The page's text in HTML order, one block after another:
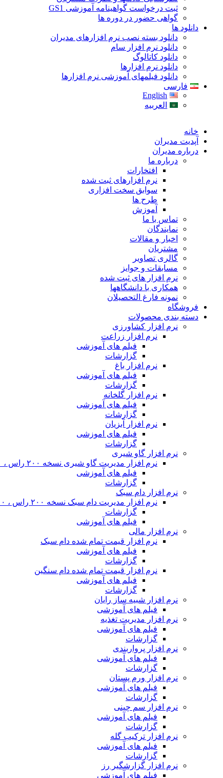
ثبت درخواست گواهینامه آموزشی GS1
گواهی حضور در دوره ها
دانلود ها
دانلود بسته نصب نرم افزارهای مدیران
دانلود نرم افزار سام
دانلود کاتالوگ
دانلود نرم افزارها
دانلود فیلمهای آموزشی نرم افزارها
فارسی
English
العربیه
خانه
آپدیت مدیران
درباره مدیران
درباره ما
افتخارات
نرم افزارهای ثبت شده
سوابق سخت افزاری
طرح ها
آموزش
تماس با ما
نمایندگان
اخبار و مقالات
مشتریان
گالری تصاویر
مسابقات و جوایز
نرم افزار های ثبت شده
همکاری با دانشگاهها
نمونه فارغ التحصیلان
فروشگاه
دسته بندی محصولات
نرم افزار کشاورزی
نرم افزار زراعت
فیلم های آموزشی
گزارشات
نرم افزار باغ
فیلم های آموزشی
گزارشات
نرم افزار گلخانه
فیلم های آموزشی
گزارشات
نرم افزار آبزیان
فیلم های اموزشی
گزارشات
نرم افزار گاو شیری
نرم افزار مدیریت گاو شیری نسخه ۲۰۰ راس ، ۴۰۰ راس و نامحدود
فیلم های آموزشی
گزارشات
نرم افزار دام سبک
نرم افزار مدیریت دام سبک نسخه ۲۰۰ راس ، ۴۰۰ راس و نا محدود
گزارشات
فیلم های آموزشی
نرم افزار مالی
نرم افزار قیمت تمام شده دام سبک
فیلم های آموزشی
گزارشات
نرم افزار قیمت تمام شده دام سنگین
فیلم های آموزشی
گزارشات
نرم افزار شبیه ساز رایان
فیلم های آموزشی
نرم افزار مدیریت تغذیه
فیلم های آموزشی
گزارشات
نرم افزار پرواربندی
فیلم های آموزشی
گزارشات
نرم افزار ورم پستان
فیلم های آموزشی
گزارشات
نرم افزار سم چینی
فیلم های آموزشی
گزارشات
نرم افزار ترکیب گله
فیلم های آموزشی
گزارشات
نرم افزار گزارشگیر رز
فیلم های آموزشی